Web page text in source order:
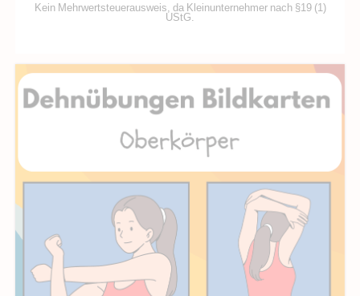
Kein Mehrwertsteuerausweis, da Kleinunternehmer nach §19 (1)
UStG.